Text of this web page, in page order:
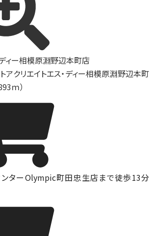
アクリエイトエス・ディー相模原淵野辺本町
ｍ）
ターOlympic町田忠生店まで徒歩13分